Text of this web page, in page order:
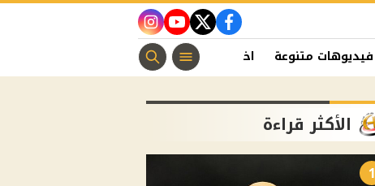
facebook
twitter
youtube
instagram
فيديوهات متنوعة اخبار الفن منوعات مسيحية
الأكثر قراءة
1